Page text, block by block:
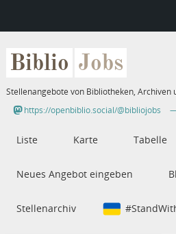
Biblio Jobs
Stellenangebote von Bibliotheken,
https://openbiblio.social/@bibliojobs
Liste Karte Tabelle
Neues Angebot eingeben
Stellenarchiv